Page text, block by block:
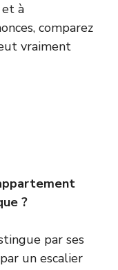
et à
comparez
vraiment
?
par ses
un escalier